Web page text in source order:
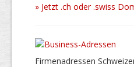
» Jetzt .ch oder .swiss
Firmenadressen